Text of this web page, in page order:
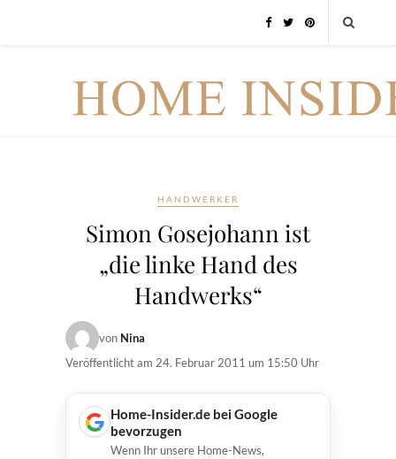
HANDWERKER
Simon Gosejohann ist
„die linke Hand des
Handwerks“
von Nina
Veröffentlicht am 24. Februar 2011 um 15:50 Uhr
Home-Insider.de bei Google
bevorzugen
Wenn Ihr unsere Home-News,